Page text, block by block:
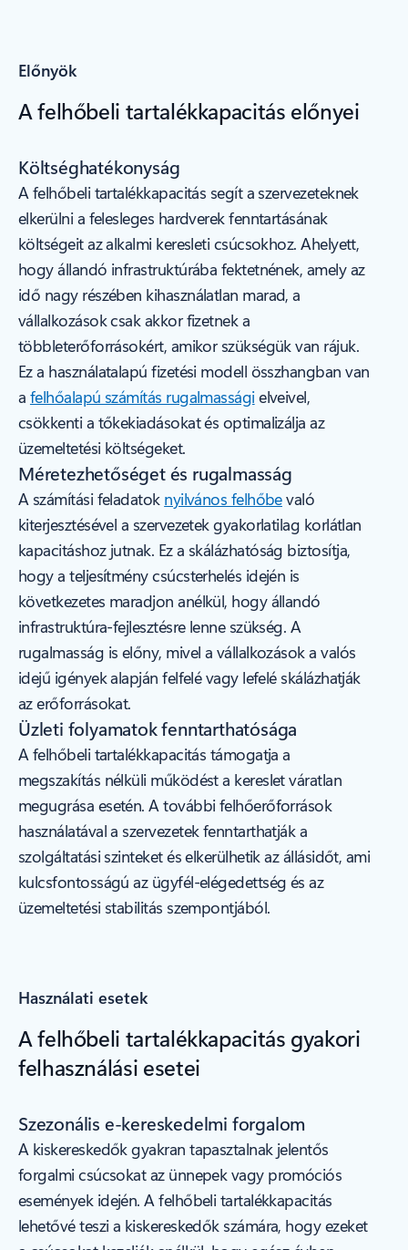
Előnyök
A felhőbeli tartalékkapacitás előnyei
Költséghatékonyság
A felhőbeli tartalékkapacitás segít a szervezeteknek
elkerülni a felesleges hardverek fenntartásának
költségeit az alkalmi keresleti csúcsokhoz. Ahelyett,
hogy állandó infrastruktúrába fektetnének, amely az
idő nagy részében kihasználatlan marad, a
vállalkozások csak akkor fizetnek a
többleterőforrásokért, amikor szükségük van rájuk.
Ez a használatalapú fizetési modell összhangban van
a felhőalapú számítás rugalmassági elveivel,
csökkenti a tőkekiadásokat és optimalizálja az
üzemeltetési költségeket.
Méretezhetőséget és rugalmasság
A számítási feladatok nyilvános felhőbevaló
kiterjesztésével a szervezetek gyakorlatilag korlátlan
kapacitáshoz jutnak. Ez a skálázhatóság biztosítja,
hogy a teljesítmény csúcsterhelés idején is
következetes maradjon anélkül, hogy állandó
infrastruktúra-fejlesztésre lenne szükség. A
rugalmasság is előny, mivel a vállalkozások a valós
idejű igények alapján felfelé vagy lefelé skálázhatják
az erőforrásokat.
Üzleti folyamatok fenntarthatósága
A felhőbeli tartalékkapacitás támogatja a
megszakítás nélküli működést a kereslet váratlan
megugrása esetén. A további felhőerőforrások
használatával a szervezetek fenntarthatják a
szolgáltatási szinteket és elkerülhetik az állásidőt, ami
kulcsfontosságú az ügyfél-elégedettség és az
üzemeltetési stabilitás szempontjából.
Használati esetek
A felhőbeli tartalékkapacitás gyakori
felhasználási esetei
Szezonális e-kereskedelmi forgalom
A kiskereskedők gyakran tapasztalnak jelentős
forgalmi csúcsokat az ünnepek vagy promóciós
események idején. A felhőbeli tartalékkapacitás
lehetővé teszi a kiskereskedők számára, hogy ezeket